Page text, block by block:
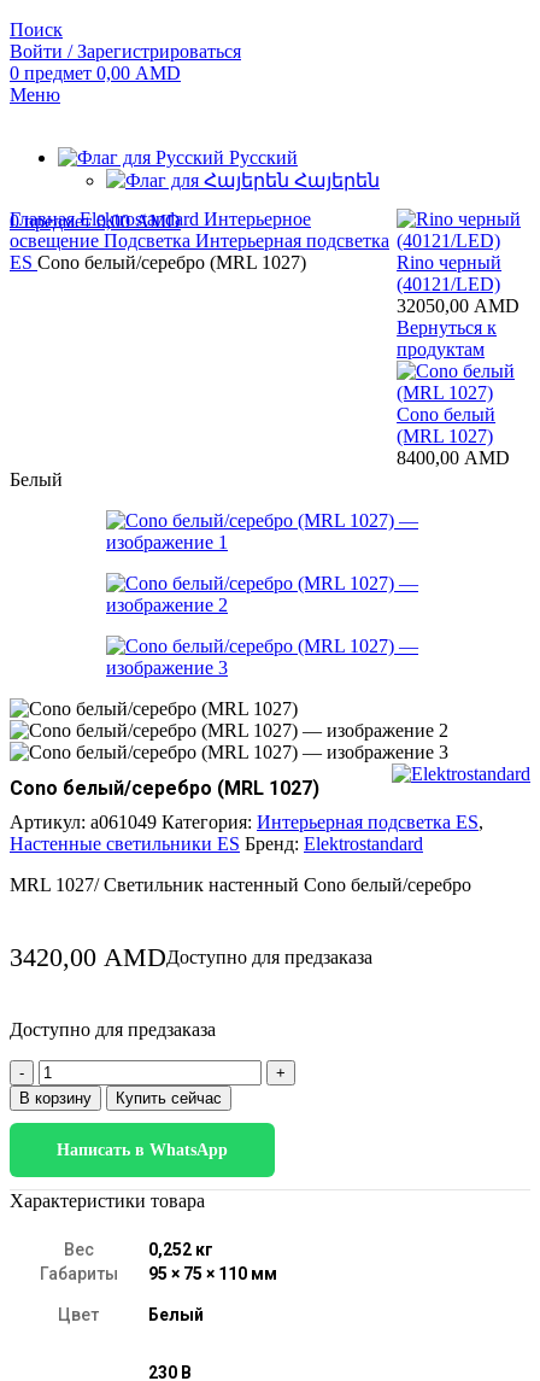
Поиск
Войти / Зарегистрироваться
0 предмет 0,00 AMD
Меню
Русский
Հայերեն
0предмет 0,00AMD
ГлавнаяElektrostandard Интерьерное
освещение Подсветка Интерьерная подсветка
ES Cono белый/серебро (MRL 1027)
Rino черный
(40121/LED)
32050,00 AMD
Вернуться к
продуктам
Cono белый
(MRL 1027)
8400,00 AMD
Белый
Cono белый/серебро (MRL 1027)
Артикул: a061049 Категория: Интерьерная подсветка ES,
Настенные светильники ES Бренд: Elektrostandard
MRL 1027/ Светильник настенный Cono белый/серебро
3420,00 AMDДоступно для предзаказа
Доступно для предзаказа
Количество
товара
Cono
серебро
(MRL
1027)
В корзину Купить сейчас
Написать в WhatsApp
Характеристики товара
Вес
0,252 кг
Габариты
95 × 75 × 110 мм
Цвет Белый
230 В